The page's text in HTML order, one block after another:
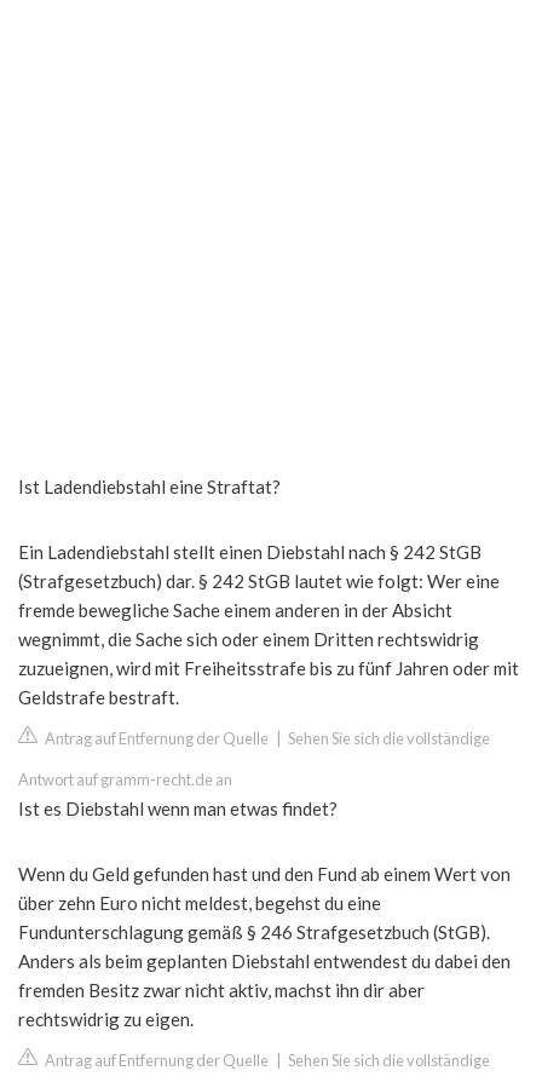
Ist Ladendiebstahl eine Straftat?
Ein Ladendiebstahl stellt einen Diebstahl nach § 242 StGB
(Strafgesetzbuch) dar. § 242 StGB lautet wie folgt: Wer eine
fremde bewegliche Sache einem anderen in der Absicht
wegnimmt, die Sache sich oder einem Dritten rechtswidrig
zuzueignen, wird mit Freiheitsstrafe bis zu fünf Jahren oder mit
Geldstrafe bestraft.
Antrag auf Entfernung der Quelle Sehen Sie sich die vollständige
Antwort auf gramm-recht.de an
Ist es Diebstahl wenn man etwas findet?
Wenn du Geld gefunden hast und den Fund ab einem Wert von
über zehn Euro nicht meldest, begehst du eine
Fundunterschlagung gemäß § 246 Strafgesetzbuch (StGB).
Anders als beim geplanten Diebstahl entwendest du dabei den
fremden Besitz zwar nicht aktiv, machst ihn dir aber
rechtswidrig zu eigen.
Antrag auf Entfernung der Quelle Sehen Sie sich die vollständige